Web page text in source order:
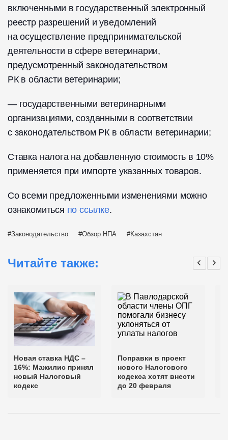
включенными в государственный электронный
реестр разрешений и уведомлений
на осуществление предпринимательской
деятельности в сфере ветеринарии,
предусмотренный законодательством
РК в области ветеринарии;
— государственными ветеринарными
организациями, созданными в соответствии
с законодательством РК в области ветеринарии;
Ставка налога на добавленную стоимость в 10%
применяется при импорте указанных товаров.
Со всеми предложенными изменениями можно
ознакомиться по ссылке.
Законодательство Обзор НПА Казахстан
Читайте также:
Новая ставка НДС –
16%: Мажилис принял
новый Налоговый
кодекс
Поправки в проект
нового Налогового
кодекса хотят внести
до 20 февраля